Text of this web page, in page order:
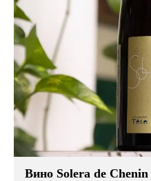
Вино Solera de